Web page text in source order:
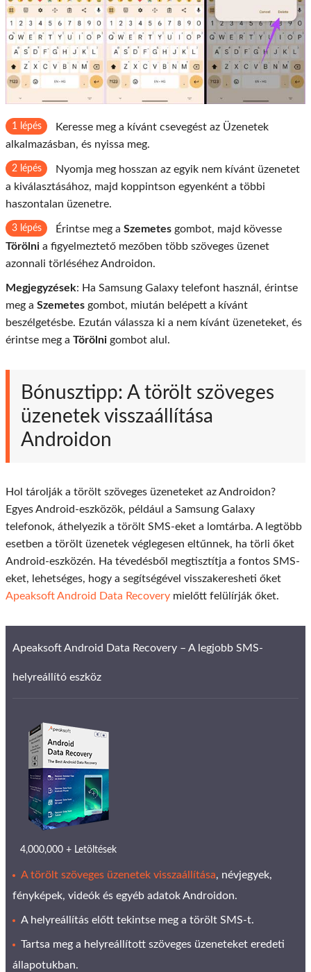
1 lépés
Keresse meg a kívánt csevegést az Üzenetek
alkalmazásban, és nyissa meg.
2 lépés
Nyomja meg hosszan az egyik nem kívánt üzenetet
a kiválasztásához, majd koppintson egyenként a többi
haszontalan üzenetre.
3 lépés Érintse meg a Szemetes gombot, majd kövesse
Törölni a figyelmeztető mezőben több szöveges üzenet
azonnali törléséhez Androidon.
Megjegyzések: Ha Samsung Galaxy telefont használ, érintse
meg a Szemetes gombot, miután belépett a kívánt
beszélgetésbe. Ezután válassza ki a nem kívánt üzeneteket, és
érintse meg a Törölni gombot alul.
Bónusztipp: A törölt szöveges
üzenetek visszaállítása
Androidon
Hol tárolják a törölt szöveges üzeneteket az Androidon?
Egyes Android-eszközök, például a Samsung Galaxy
telefonok, áthelyezik a törölt SMS-eket a lomtárba. A legtöbb
esetben a törölt üzenetek véglegesen eltűnnek, ha törli őket
Android-eszközén. Ha tévedésből megtisztítja a fontos SMS-
eket, lehetséges, hogy a segítségével visszakeresheti őket
Apeaksoft Android Data Recovery mielőtt felülírják őket.
Apeaksoft Android Data Recovery – A legjobb SMS-
helyreállító eszköz
4,000,000 + Letöltések
A törölt szöveges üzenetek visszaállítása, névjegyek,
fényképek, videók és egyéb adatok Androidon.
A helyreállítás előtt tekintse meg a törölt SMS-t.
Tartsa meg a helyreállított szöveges üzeneteket eredeti
állapotukban.